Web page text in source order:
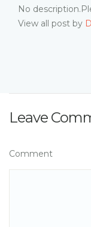
No
View all post by
Leave
Comment